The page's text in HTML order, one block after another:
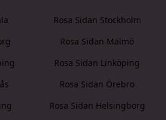
Rosa Sidan Stockholm
Rosa Sidan Malmö
Rosa Sidan Linköping
Rosa Sidan Örebro
Rosa Sidan Helsingborg